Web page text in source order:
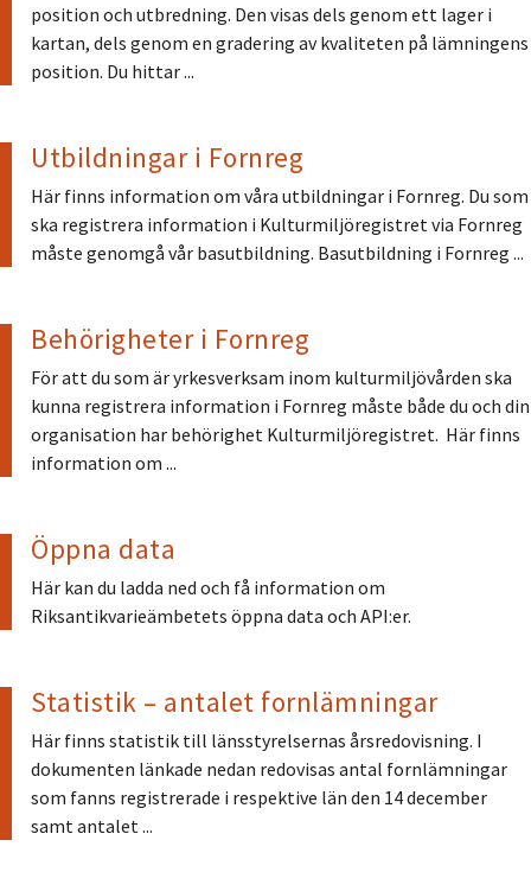
position och utbredning. Den visas dels genom ett lager i
kartan, dels genom en gradering av kvaliteten på lämningens
position. Du hittar ...
Utbildningar i Fornreg
Här finns information om våra utbildningar i Fornreg. Du som
ska registrera information i Kulturmiljöregistret via Fornreg
måste genomgå vår basutbildning. Basutbildning i Fornreg ...
Behörigheter i Fornreg
För att du som är yrkesverksam inom kulturmiljövården ska
kunna registrera information i Fornreg måste både du och din
organisation har behörighet Kulturmiljöregistret. Här finns
information om ...
Öppna data
Här kan du ladda ned och få information om
Riksantikvarieämbetets öppna data och API:er.
Statistik – antalet fornlämningar
Här finns statistik till länsstyrelsernas årsredovisning. I
dokumenten länkade nedan redovisas antal fornlämningar
som fanns registrerade i respektive län den 14 december
samt antalet ...